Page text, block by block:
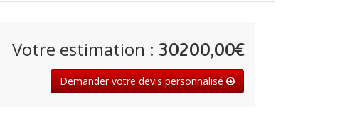
Votre estimation : 30200,00€
Demander votre devis personnalisé